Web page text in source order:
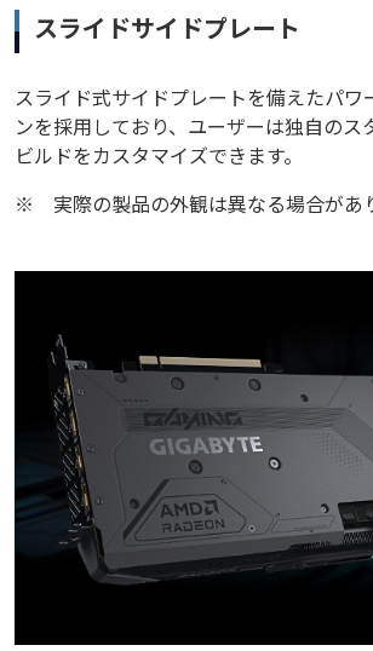
スライドサイドプレート
スライド式サイドプレートを備えたパワ
ンを採用しており、ユーザーは独自のス
ビルドをカスタマイズできます。
※
実際の製品の外観は異なる場合があ